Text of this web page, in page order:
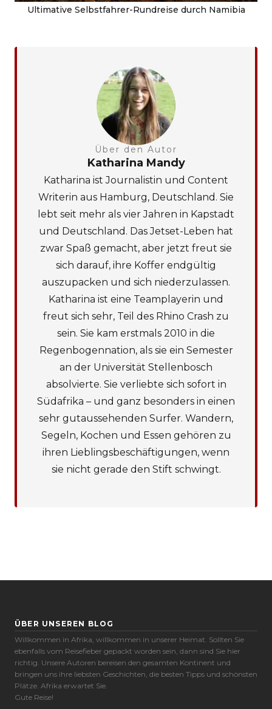
Notwendige (6)
Präferenzen (1)
Statistiken (2)
Marketing (32)
Ultimative Selbstfahrer-Rundreise durch Namibia
Über den Autor
Katharina Mandy
Katharina ist Journalistin und Content
Writerin aus Hamburg, Deutschland. Sie
lebt seit mehr als vier Jahren in Kapstadt
und Deutschland. Das Jetset-Leben hat
zwar Spaß gemacht, aber jetzt freut sie
sich darauf, ihre Koffer endgültig
auszupacken und sich niederzulassen.
Katharina ist eine Teamplayerin und
freut sich sehr, Teil des Rhino Crash zu
sein. Sie kam erstmals 2010 in die
Regenbogennation, als sie ein Semester
an der Universität Stellenbosch
absolvierte. Sie verliebte sich sofort in
Südafrika – und ganz besonders in einen
sehr gutaussehenden Surfer. Wandern,
Segeln, Kochen und Essen gehören zu
ihren Lieblingsbeschäftigungen, wenn
sie nicht gerade den Stift schwingt.
ÜBER UNSEREN BLOG
Willkommen in Afrika, willkommen in unserer Heimat. Sollten Sie
ebenfalls vom Reisefieber gepackt worden sein, dann sind Sie hier
richtig. Unsere Autoren bereisen den gesamten Kontinent und
bringen uns ihre liebsten Geschichten, die besten Tipps und schönsten
Plätze. Afrika erwartet Sie.
Gute Reise!